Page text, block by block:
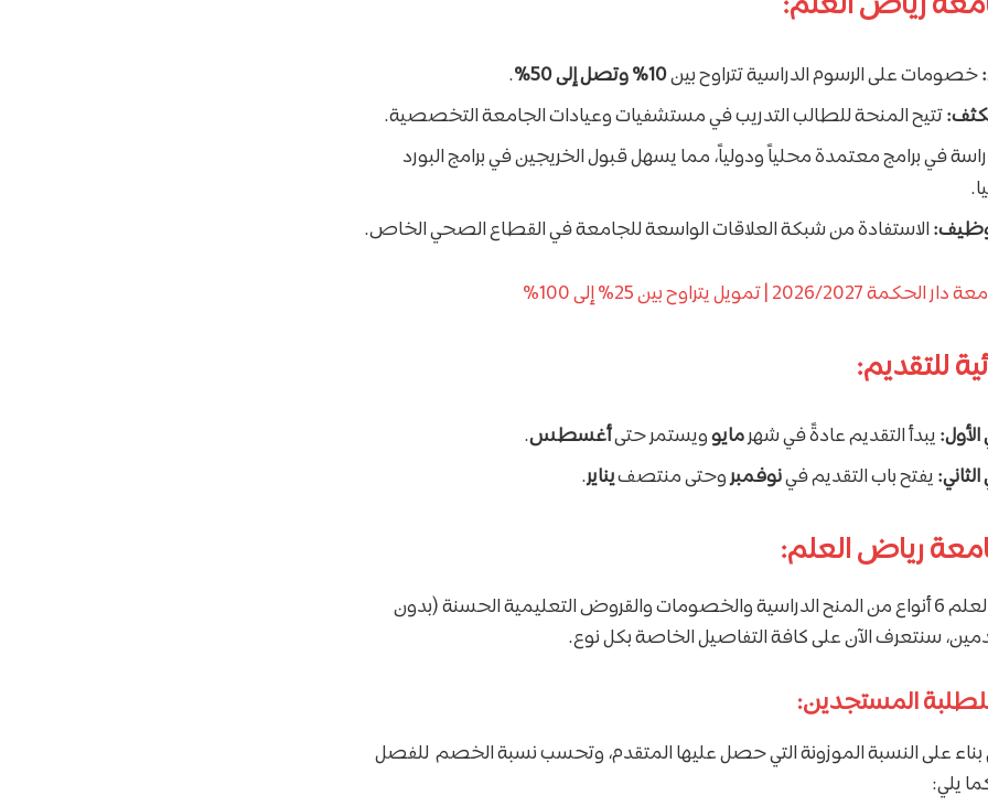
خصومات على الرسوم الدراسية تتراوح بين10% وتصل إلى 50%
.
تتيح المنحة للطالب التدريب في مستشفيات وعيادات الجامعة التخصصية.
في برامج معتمدة محلياً ودولياً، مما يسهل قبول الخريجين في برامج البورد
الاستفادة من شبكة العلاقات الواسعة للجامعة في القطاع الصحي الخاص.
2027 | تمويل يتراوح بين 25% إلى 100%
للتقديم:
يبدأ التقديم عادةً في شهرمايوويستمر حتىأغسطس.
يفتح باب التقديم فينوفمبروحتى منتصفيناير.
رياض العلم:
تقدم جامعة رياض العلم 6 أنواع من المنح الدراسية والخصومات والقروض التعليمية الحسنة (بدون
سنتعرف الآن على كافة التفاصيل الخاصة بكل نوع.
على النسبة الموزونة التي حصل عليها المتقدم، وتحسب نسبة الخصم للفصل
يلي: